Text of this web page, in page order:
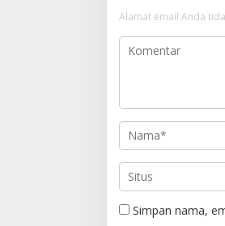
Alamat email Anda
Simpan nama,